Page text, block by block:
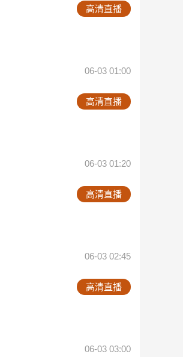
高清直播
06-03 01:00
高清直播
06-03 01:20
高清直播
06-03 02:45
高清直播
06-03 03:00